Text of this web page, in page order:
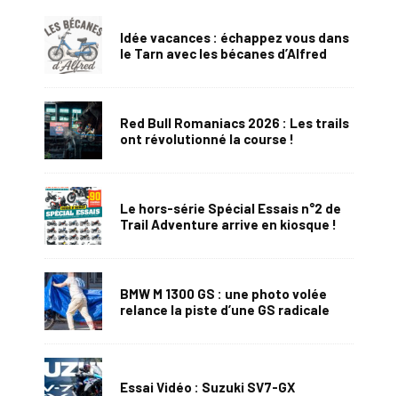
Idée vacances : échappez vous dans
le Tarn avec les bécanes d’Alfred
Red Bull Romaniacs 2026 : Les trails
ont révolutionné la course !
Le hors-série Spécial Essais n°2 de
Trail Adventure arrive en kiosque !
BMW M 1300 GS : une photo volée
relance la piste d’une GS radicale
Essai Vidéo : Suzuki SV7-GX